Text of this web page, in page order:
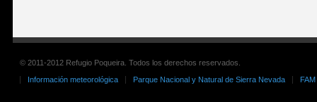
© 2011-2012 Refugio Poqueira. Todos los derechos reservados.
Información meteorológica
Parque Nacional y Natural de Sierra Nevada FAM